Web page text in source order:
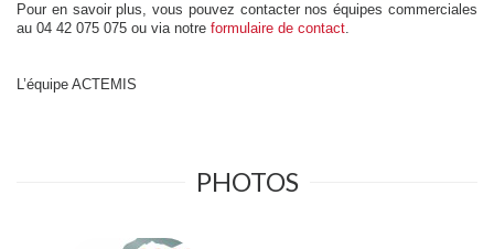
Pour en savoir plus, vous pouvez contacter nos équipes commerciales
au 04 42 075 075 ou via notre formulaire de contact.
L’équipe ACTEMIS
PHOTOS